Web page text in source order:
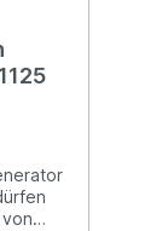
0120469533 0120469534 0120469535 0120469537 0120469538 0120469539 0120469570 0120469573 0120469574 0120469590 0120469591 0120469617 0120469618 0120469619 0120469642 0120469664 0120489001 0120489019 0120489020 0120489021 0120489047 0120489048 0120489049 0120489050 0120489051 0120489052 0120489054 0120489074 0120489075 0120489128 0120489500 0120489501 0120489502 0120489506 0120489507 0120489508 0120489509 0120489510 0120489511 0120489512 0120489513 0120489514 0120489519 0120489520 0120489521 0120489522 0120489523 0120489527 0120489532 0120489533 0120489534 0120489535 0120489536 0120489538 0120489541 0120489542 0120489544 0120489545 0120489546 0120489547 0120489548 0120489549 0120489550 0120489551 0120489556 0120489557 0120489558 0120489559 0120489560 0120489561 0120489562 0120489567 0120489568 0120489569 0120489570 0120489572 0120489574 0120489576 0120489578 0120489580 0120489581 0120489582 0120489586 0120489587 0120489588 0120489589 0120489590 0120489592 0120489593 0120489594 0120489595 0120489599 0120489600 0120489601 0120489602 0120489603 0120489604 0120489605 0120489606 0120489607 0120489608 0120489609 0120489610 0120489611 0120489613 0120489614 0120489615 0120489616 0120489617 0120489618